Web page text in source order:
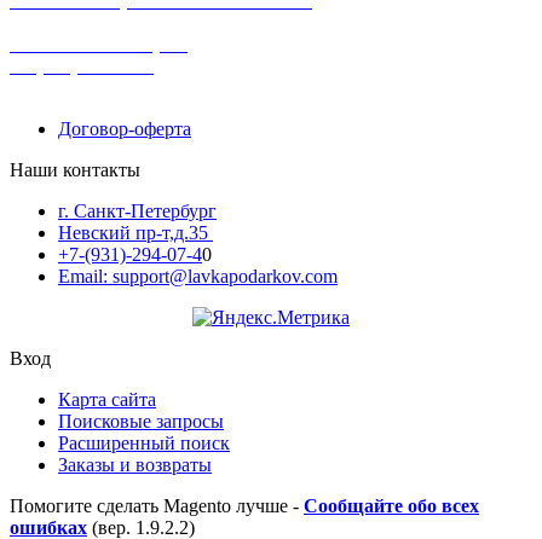
Договор-оферта
Наши контакты
г. Санкт-Петербург
Невский пр-т,д.35
+7-(931)-294-07-40
Email: support@lavkapodarkov.com
Вход
Карта сайта
Поисковые запросы
Расширенный поиск
Заказы и возвраты
Помогите сделать Magento лучше - Сообщайте обо всех
ошибках (вер. 1.9.2.2)